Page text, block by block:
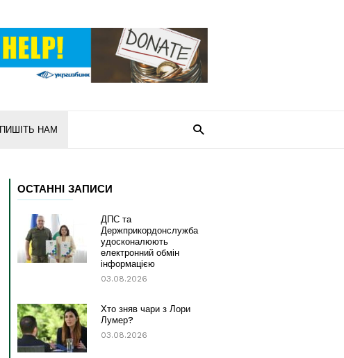
ПИШІТЬ НАМ
ОСТАННІ ЗАПИСИ
ДПС та
Держприкордонслужба
удосконалюють
електронний обмін
інформацією
03.08.2026
Хто зняв чари з Лори
Лумер?
03.08.2026